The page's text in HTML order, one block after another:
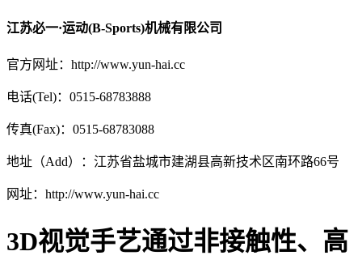
江苏必一·运动(B-Sports)机械有限公司
官方网址：http://www.yun-hai.cc
电话(Tel)：0515-68783888
传真(Fax)：0515-68783088
地址（Add）：江苏省盐城市建湖县高新技术区南环路66号
网址：http://www.yun-hai.cc
3D视觉手艺通过非接触性、高